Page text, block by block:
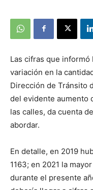
Las cifras que informó
variación en la
Dirección de Tránsito
del evidente aumento
las calles, da cuenta
abordar.
En detalle, en 2019
1163; en 2021 la
durante el presente